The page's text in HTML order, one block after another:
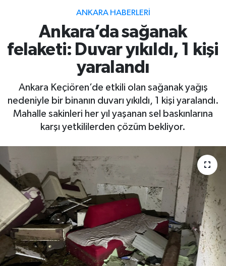
ANKARA HABERLERI
Ankara’da sağanak
felaketi: Duvar yıkıldı, 1 kişi
yaralandı
Ankara Keçiören’de etkili olan sağanak yağış
nedeniyle bir binanın duvarı yıkıldı, 1 kişi yaralandı.
Mahalle sakinleri her yıl yaşanan sel baskınlarına
karşı yetkililerden çözüm bekliyor.